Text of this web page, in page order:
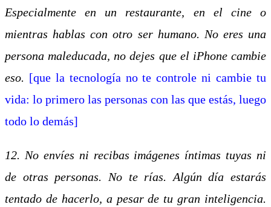
Especialmente en un restaurante, en el cine o
mientras hablas con otro ser humano. No eres una
persona maleducada, no dejes que el iPhone cambie
eso. [que la tecnología no te controle ni cambie tu
vida: lo primero las personas con las que estás, luego
todo lo demás]
12. No envíes ni recibas imágenes íntimas tuyas ni
de otras personas. No te rías. Algún día estarás
tentado de hacerlo, a pesar de tu gran inteligencia.